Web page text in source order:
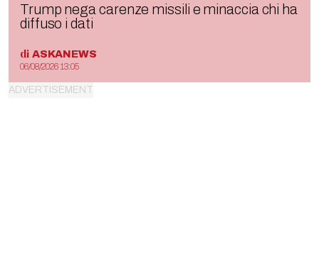
Trump nega carenze missili e minaccia chi ha
diffuso i dati
di ASKANEWS
06/08/2026 13:05